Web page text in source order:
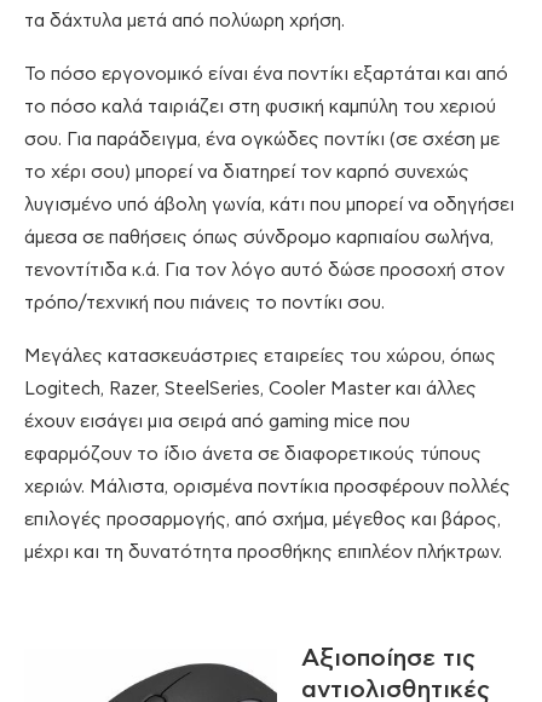
τα δάχτυλα μετά από πολύωρη χρήση.
Το πόσο εργονομικό είναι ένα ποντίκι εξαρτάται και από
το πόσο καλά ταιριάζει στη φυσική καμπύλη του χεριού
σου. Για παράδειγμα, ένα ογκώδες ποντίκι (σε σχέση με
το χέρι σου) μπορεί να διατηρεί τον καρπό συνεχώς
λυγισμένο υπό άβολη γωνία, κάτι που μπορεί να οδηγήσει
άμεσα σε παθήσεις όπως σύνδρομο καρπιαίου σωλήνα,
τενοντίτιδα κ.ά. Για τον λόγο αυτό δώσε προσοχή στον
τρόπο/τεχνική που πιάνεις το ποντίκι σου.
Μεγάλες κατασκευάστριες εταιρείες του χώρου, όπως
Logitech, Razer, SteelSeries, Cooler Master και άλλες
έχουν εισάγει μια σειρά από gaming mice που
εφαρμόζουν το ίδιο άνετα σε διαφορετικούς τύπους
χεριών. Μάλιστα, ορισμένα ποντίκια προσφέρουν πολλές
επιλογές προσαρμογής, από σχήμα, μέγεθος και βάρος,
μέχρι και τη δυνατότητα προσθήκης επιπλέον πλήκτρων.
Αξιοποίησε τις
αντιολισθητικές